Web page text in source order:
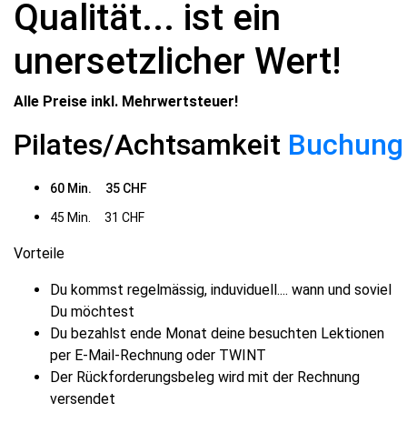
Qualität... ist ein
unersetzlicher Wert!
Alle Preise inkl. Mehrwertsteuer!
Pilates/Achtsamkeit Buchung
60 Min. 35 CHF
45 Min. 31 CHF
Vorteile
Du kommst regelmässig, induviduell.... wann und soviel
Du möchtest
Du bezahlst ende Monat deine besuchten Lektionen
per E-Mail-Rechnung oder TWINT
Der Rückforderungsbeleg wird mit der Rechnung
versendet